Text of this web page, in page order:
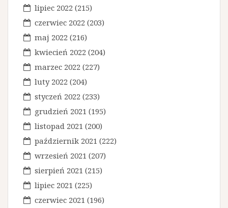
lipiec 2022 (215)
czerwiec 2022 (203)
maj 2022 (216)
kwiecień 2022 (204)
marzec 2022 (227)
luty 2022 (204)
styczeń 2022 (233)
grudzień 2021 (195)
listopad 2021 (200)
październik 2021 (222)
wrzesień 2021 (207)
sierpień 2021 (215)
lipiec 2021 (225)
czerwiec 2021 (196)